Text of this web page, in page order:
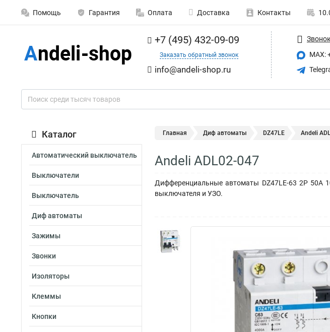
Помощь Гарантия Оплата Доставка Контакты
+7 (495) 432-09-09
Заказать обратный звонок
info@andeli-shop.ru
MAX:
Каталог
Автоматический выключатель
Выключатели
Выключатель
Диф автоматы
Зажимы
Звонки
Изоляторы
Клеммы
Кнопки
Главная Диф автоматы DZ47LE Andeli
Andeli ADL02-047
Дифференциальные автоматы DZ47LE-63 2P 50A
выключателя и УЗО.